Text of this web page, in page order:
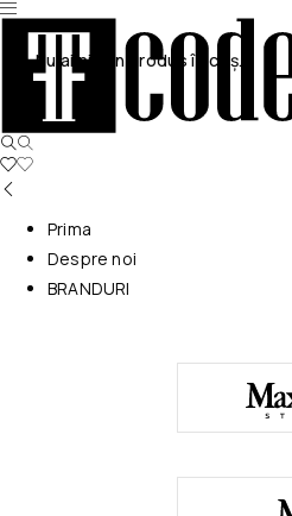
Nu ai niciun produs în coș.
Prima
Despre noi
BRANDURI